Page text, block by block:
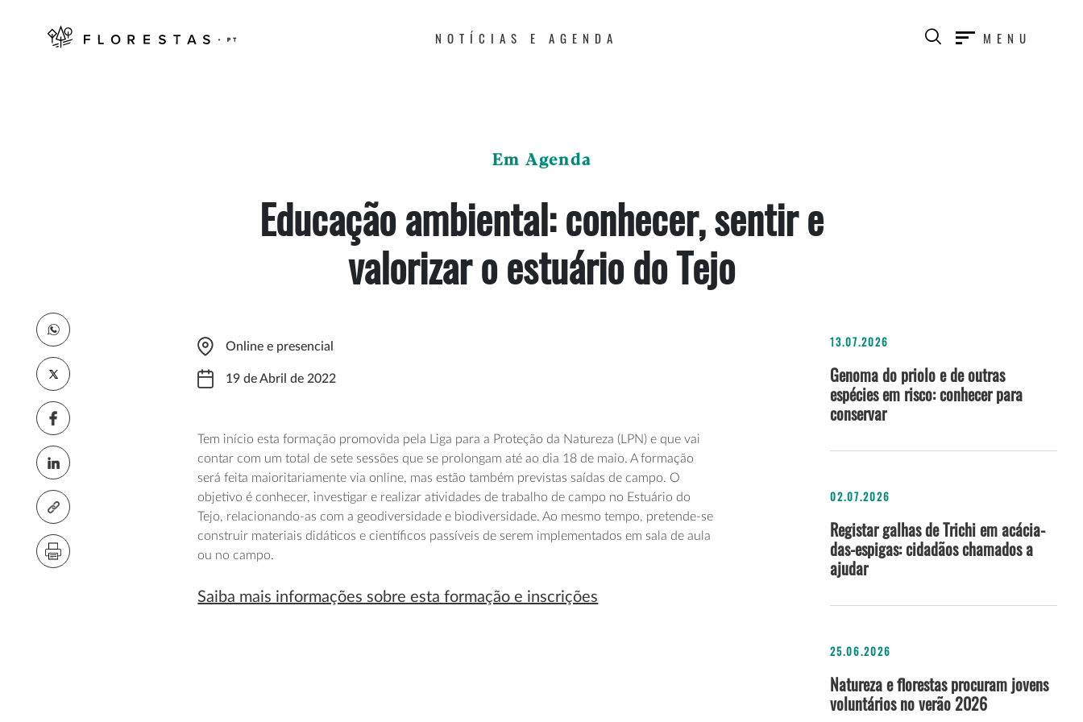
NOTÍCIAS E AGENDA MENU
Em Agenda
Educação ambiental: conhecer, sentir e
valorizar o estuário do Tejo
Online e presencial
19 de Abril de 2022
Tem início esta formação promovida pela Liga para a Proteção da Natureza (LPN) e que vai
contar com um total de sete sessões que se prolongam até ao dia 18 de maio. A formação
será feita maioritariamente via online, mas estão também previstas saídas de campo. O
objetivo é conhecer, investigar e realizar atividades de trabalho de campo no Estuário do
Tejo, relacionando-as com a geodiversidade e biodiversidade. Ao mesmo tempo, pretende-se
construir materiais didáticos e científicos passíveis de serem implementados em sala de aula
ou no campo.
Saiba mais informações sobre esta formação e inscrições
13.07.2026
Genoma do priolo e de outras
espécies em risco: conhecer para
conservar
02.07.2026
Registar galhas de Trichi em acácia-
das-espigas: cidadãos chamados a
ajudar
25.06.2026
Natureza e florestas procuram jovens
voluntários no verão 2026